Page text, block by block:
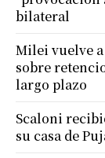
bilateral
Milei vuelve
sobre
largo plazo
Scaloni
su casa de